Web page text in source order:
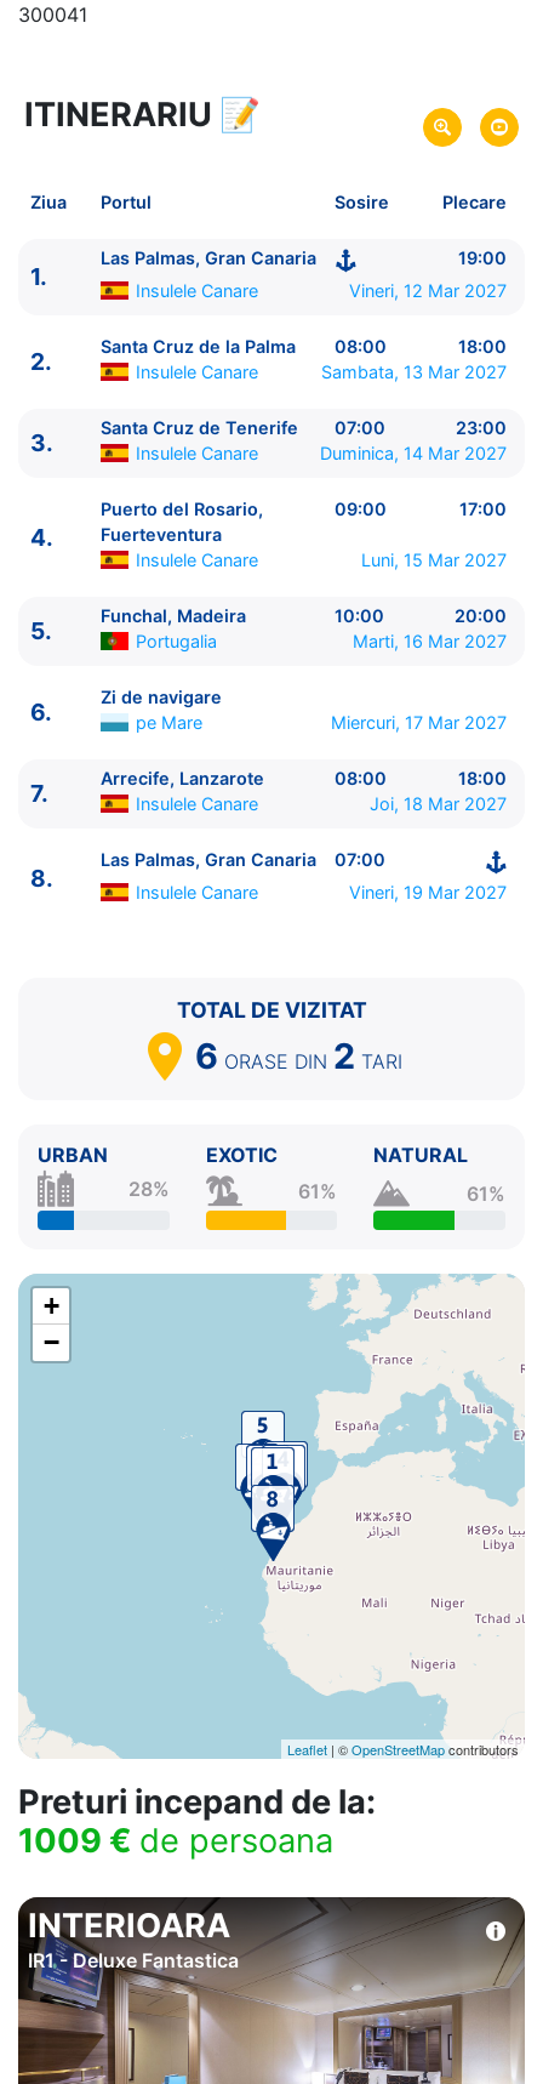
300041
8 zile vacanta de croaziera in
Insulele Canare si Madeira -
Plecare pe 12 Mar 2027
din Las Palmas, Gran
Sosire pe 19 Mar 2027in Las Palmas, Gran Canaria,
Insulele Canare
MSC Cruises
MSC Fantasia★★★★+
Ziua | Portul | Sosire - Plecare
----------------------------------------
19:00
2.
Santa Cruz de la Palma Insulele Canare 08:00 -
3.
Santa Cruz de Tenerife Insulele Canare
07:00 -
Zi de navigare pe Mare 0:00 - 0:00
Arrecife, Lanzarote Insulele Canare
Las Palmas, Gran Canaria Insulele Canare
ITINERARIU 📝
Ziua Portul Sosire Plecare
1.
Las Palmas, Gran Canaria
19:00
Insulele Canare
Vineri, 12 Mar 2027
2.
Santa Cruz de la Palma 08:00
18:00
Insulele Canare
Sambata, 13 Mar 2027
3.
Santa Cruz de Tenerife 07:00
23:00
Insulele Canare
Duminica, 14 Mar 2027
4.
Puerto del Rosario,
Fuerteventura
09:00 17:00
Insulele Canare Luni, 15 Mar 2027
5.
Funchal, Madeira 10:00
20:00
Portugalia
Marti, 16 Mar 2027
6.
Zi de navigare
pe Mare
Miercuri, 17 Mar 2027
7.
Arrecife, Lanzarote 08:00
18:00
Insulele Canare
Joi, 18 Mar 2027
8.
Las Palmas, Gran Canaria
07:00
Insulele Canare
Vineri, 19 Mar 2027
TOTAL DE VIZITAT
6 ORASE DIN 2 TARI
URBAN
28%
EXOTIC
61%
NATURAL
61%
+
−
Leaflet | ©OpenStreetMapcontributors
Preturi incepand de la:
1009 € de persoana
INTERIOARA
IR1 - Deluxe Fantastica